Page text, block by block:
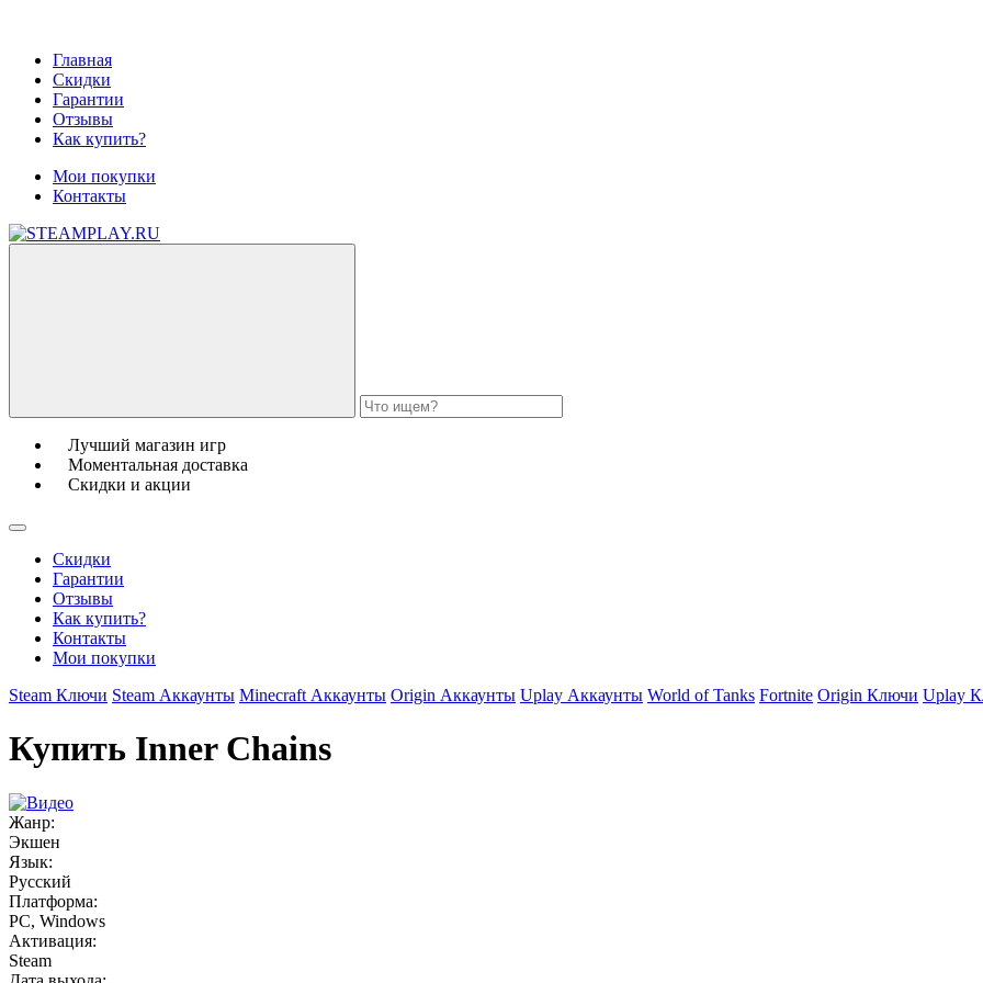
Главная
Скидки
Гарантии
Отзывы
Как купить?
Мои покупки
Контакты
Лучший магазин игр
Моментальная доставка
Скидки и акции
Скидки
Гарантии
Отзывы
Как купить?
Контакты
Мои покупки
Steam Ключи Steam Аккаунты Minecraft Аккаунты Origin Аккаунты Uplay Аккаунты World of Tanks Fortnite Origin Ключи Uplay
Купить Inner Chains
Жанр:
Экшен
Язык:
Русский
Платформа:
PC, Windows
Активация:
Steam